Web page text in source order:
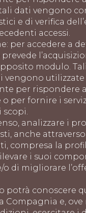
dati vengono
e di verifica
accessi.
per accedere a
prevede
modulo. Tali
vengono utilizzate
per rispondere
per fornire i
scopi.
analizzare i
anche
compresa la
i suoi
o di migliorare
potrà conoscere
Compagnia e, ove